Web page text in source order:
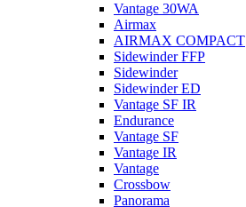
Vantage 30WA
Airmax
AIRMAX COMPACT
Sidewinder FFP
Sidewinder
Sidewinder ED
Vantage SF IR
Endurance
Vantage SF
Vantage IR
Vantage
Crossbow
Panorama